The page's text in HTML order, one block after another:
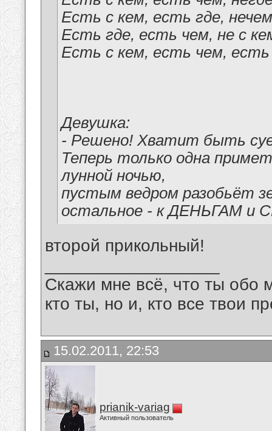
Есть с кем, есть где,
Есть где, есть чем, не с
Есть с кем, есть чем,
Девушка:
- Решено! Хватит быть
Теперь только одна
лунной ночью,
пустым ведром разобьёт
остальное - к ДЕНЬГАМ и
второй прикольный!
Скажи мне всё, что ты обо
кто ты, но и, кто все твои
15.02.2011, 22:53
prianik-variag
Активный пользователь